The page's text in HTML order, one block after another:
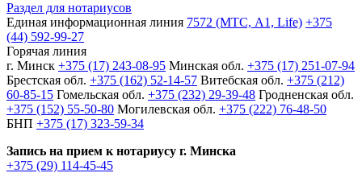
Раздел для нотариусов
Единая информационная линия 7572 (МТС, A1, Life) +375
(44) 592-99-27
Горячая линия
г. Минск +375 (17) 243-08-95 Минская обл. +375 (17) 251-07-94
Брестская обл. +375 (162) 52-14-57 Витебская обл. +375 (212)
60-85-15 Гомельская обл. +375 (232) 29-39-48 Гродненская обл.
+375 (152) 55-50-80 Могилевская обл. +375 (222) 76-48-50
БНП +375 (17) 323-59-34
Запись на прием к нотариусу г. Минска
+375 (29) 114-45-45